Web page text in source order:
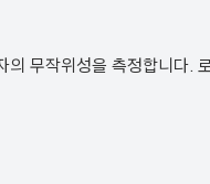
의 무작위성을 측정합니다